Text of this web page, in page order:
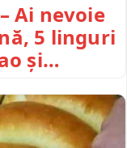
Ai nevoie
5 linguri
și…